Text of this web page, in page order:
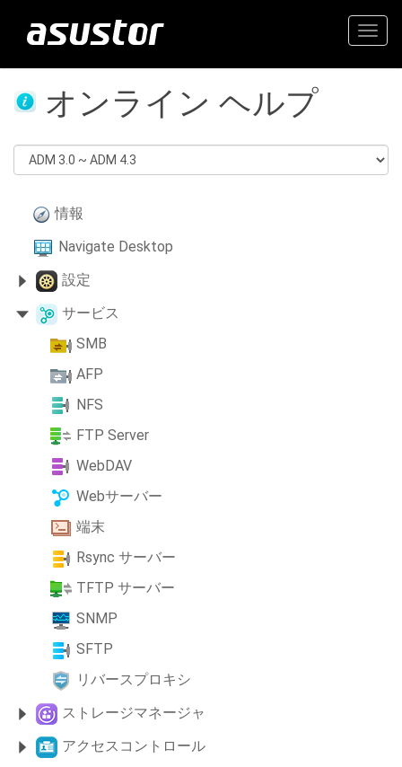
オンライン ヘルプ
情報
Navigate Desktop
設定
サービス
SMB
AFP
NFS
FTP Server
WebDAV
Webサーバー
端末
Rsync サーバー
TFTP サーバー
SNMP
SFTP
リバースプロキシ
ストレージマネージャ
アクセスコントロール